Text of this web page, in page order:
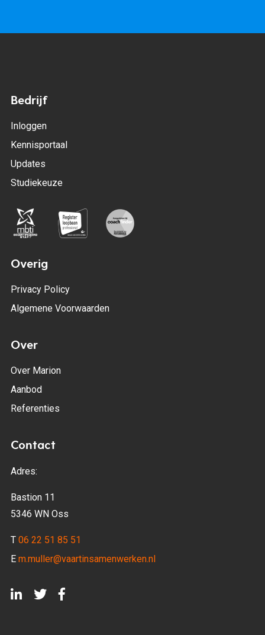
Bedrijf
Inloggen
Kennisportaal
Updates
Studiekeuze
Overig
Privacy Policy
Algemene Voorwaarden
Over
Over Marion
Aanbod
Referenties
Contact
Adres:
Bastion 11
5346 WN Oss
T 06 22 51 85 51
E m.muller@vaartinsamenwerken.nl